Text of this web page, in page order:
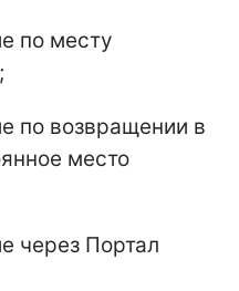
по месту
по возвращении в
место
через Портал